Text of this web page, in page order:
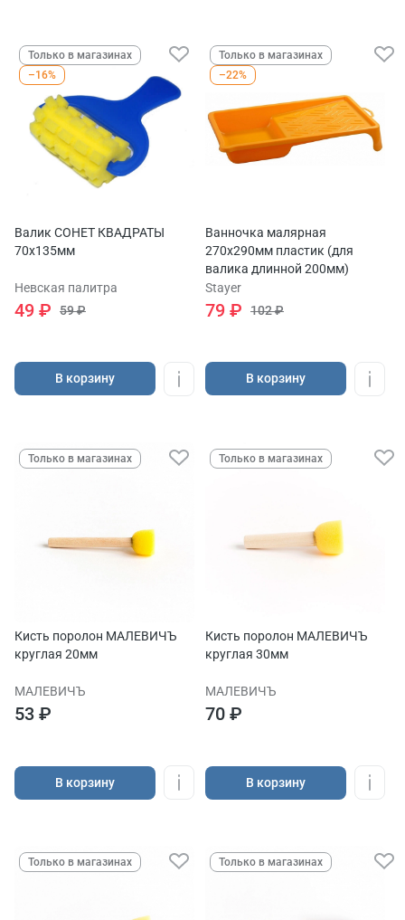
Только в магазинах
–16%
Валик СОНЕТ КВАДРАТЫ
70х135мм
Невская палитра
49 ₽ 59 ₽
В корзину
Только в магазинах
–22%
Ванночка малярная
270х290мм пластик (для
валика длинной 200мм)
Stayer
79 ₽ 102 ₽
В корзину
Только в магазинах
Кисть поролон МАЛЕВИЧЪ
круглая 20мм
МАЛЕВИЧЪ
53 ₽
В корзину
Только в магазинах
Кисть поролон МАЛЕВИЧЪ
круглая 30мм
МАЛЕВИЧЪ
70 ₽
В корзину
Только в магазинах Только в магазинах